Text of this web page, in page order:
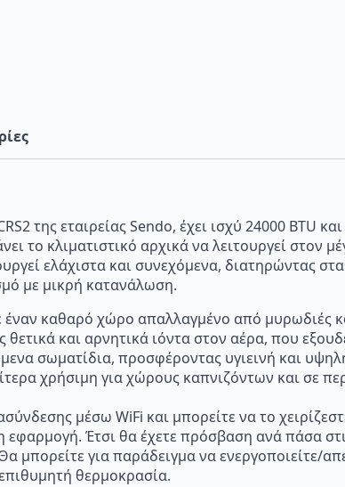
της εταιρείας Sendo, έχει ισχύ 24000 BTU
το κλιματιστικό αρχικά να λειτουργεί στον
ελάχιστα και συνεχόμενα, διατηρώντας
με μικρή κατανάλωση.
έναν καθαρό χώρο απαλλαγμένο από μυρωδιές
θετικά και αρνητικά ιόντα στον αέρα, που
σωματίδια, προσφέροντας υγιεινή και
χρήσιμη για χώρους καπνιζόντων και
μέσω WiFi και μπορείτε να το
εφαρμογή. Έτσι θα έχετε πρόσβαση ανά πάσα
μπορείτε για παράδειγμα να ενεργοποιείτε/
θερμοκρασία.